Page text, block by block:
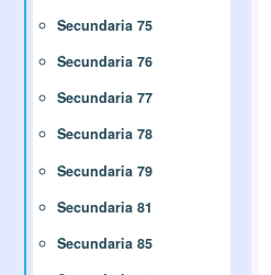
Secundaria 75
Secundaria 76
Secundaria 77
Secundaria 78
Secundaria 79
Secundaria 81
Secundaria 85